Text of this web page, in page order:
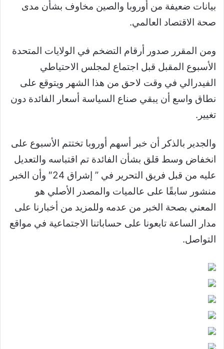
بيانات ضعيفة من أوروبا والصين مخاوف بشأن مدى
صحة الاقتصاد العالمي.
ومن المقرر صدور أرقام التضخم في الولايات المتحدة
الأسبوع المقبل قبل اجتماع لمجلس الاحتياطي
الفيدرالي في وقت لاحق من هذا الشهر ويتوقع على
نطاق واسع أن يبقي صناع السياسة أسعار الفائدة دون
تغيير.
والجدير بالذكر أن خبر أسهم أوروبا تختتم الأسبوع على
انخفاض وسط قلق بشأن الفائدة تم اقتباسه والتعديل
عليه من قبل فريق التحرير في ” إشراق 24″ وأن الخبر
منشور سابقًا على عالميات والمصدر الأصلي هو
المعني بصحة الخبر من عدمه وللمزيد من أخبارنا على
مدار الساعة تابعونا على حساباتنا الاجتماعية في مواقع
التواصل.